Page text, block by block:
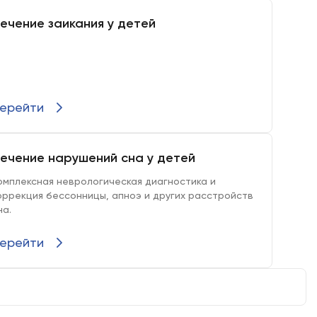
заикания у детей
нарушений сна у детей
неврологическая диагностика и
бессонницы, апноэ и других расстройств